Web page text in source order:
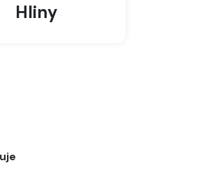
Hliny